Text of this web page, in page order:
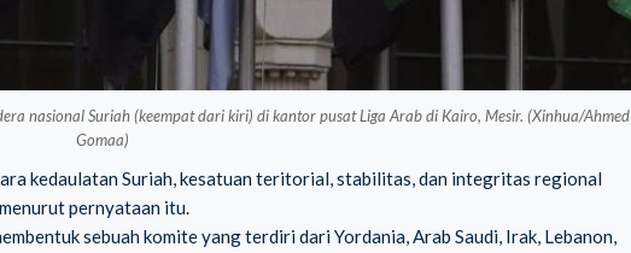
nasional Suriah (keempat dari kiri) di kantor pusat Liga Arab di Kairo, Mesir. (Xinhua/Ahmed
Gomaa)
kedaulatan Suriah, kesatuan teritorial, stabilitas, dan integritas regional
pernyataan itu.
sebuah komite yang terdiri dari Yordania, Arab Saudi, Irak, Lebanon,